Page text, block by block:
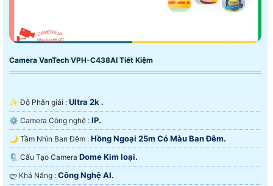
Camera VanTech VPH-C438AI Tiết Kiệm
✨ Độ Phân giải : Ultra 2k .
⚙ Camera Công nghệ : IP.
🌙 Tầm Nhìn Ban Đêm : Hồng Ngoại 25m Có Màu Ban Ðêm.
🗜️ Cấu Tạo Camera Dome Kim loại.
️ლ Khả Năng : Công Nghệ AI.